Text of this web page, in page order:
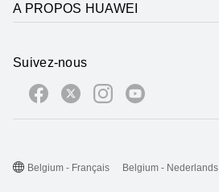
A PROPOS HUAWEI
Suivez-nous
Belgium - Français Belgium - Nederlands